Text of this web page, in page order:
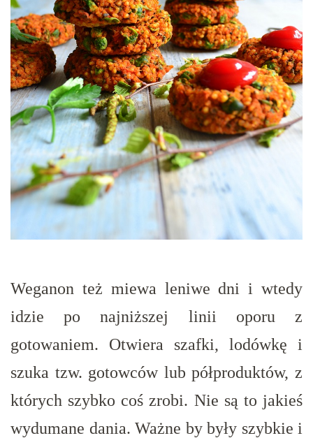
Weganon też miewa leniwe dni i wtedy
idzie po najniższej linii oporu z
gotowaniem. Otwiera szafki, lodówkę i
szuka tzw. gotowców lub półproduktów, z
których szybko coś zrobi. Nie są to jakieś
wydumane dania. Ważne by były szybkie i